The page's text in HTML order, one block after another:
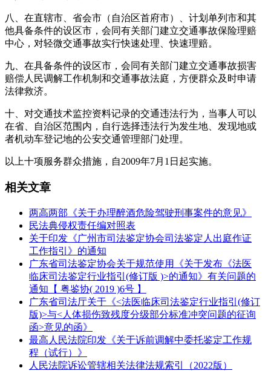
八、在直辖市、省会市（自治区首府市）、计划单列市和其
他具备条件的设区市，会同有关部门建立交通事故保险理赔
中心，对轻微交通事故实行快速处理、快速理赔。
九、在具备条件的设区市，会同有关部门建立交通事故损害
赔偿人民调解工作机制和交通事故法庭，方便群众及时申请
法律救济。
十、对交通技术监控资料记录的交通违法行为，当事人可以
在省、自治区范围内，自行选择违法行为发生地、发现地或
者机动车登记地的公安交通管理部门处理。
以上十项服务群众措施，自2009年7月1日起实施。
相关文章
两高两部《关于办理醉酒危险驾驶刑事案件的意见》
民法典侵权责任编对照表
关于印发《广州市司法鉴定协会司法鉴定人出庭作证
工作指引》的通知
广东省司法鉴定协会关于规范使用《关于发布《法医
临床司法鉴定行业指引(修订版 )>的通知》有关问题的
通知【 粤鉴协( 2019 )6号 】
广东省司法厅关于《<法医临床司法鉴定行业指引(修订
版)>与<人体损伤致残度分级部分标准冲突问题的征询
函>意见的函》
最高人民法院印发《关于诉前调解中委托鉴定工作规
程（试行）》
人民法院诉讼管辖相关法律法规索引（2022版）